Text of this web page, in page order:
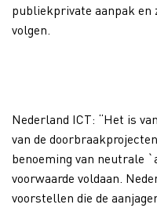
publiekprivate aanpak en
volgen.
Nederland ICT: “Het is
van de
benoeming van neutrale
voorwaarde voldaan.
voorstellen die de